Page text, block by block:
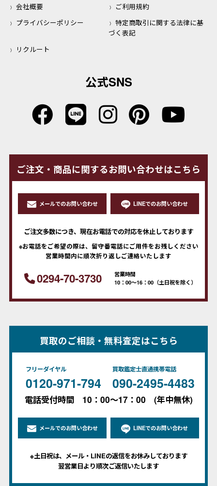
会社概要
ご利用規約
プライバシーポリシー
特定商取引に関する法律に基
づく表記
リクルート
公式SNS
ご注文・商品に関するお問い合わせはこちら
メールでのお問い合わせ LINEでのお問い合わせ
ご注文多数につき、現在お電話での対応を休止しております
※お電話をご希望の際は、留守番電話にご用件をお残しください
営業時間内に順次折り返しご連絡いたします
0294-70-3730
営業時間
10：00～16：00（土日祝を除く）
買取のご相談・無料査定はこちら
フリーダイヤル
0120-971-794
買取鑑定士直通携帯電話
090-2495-4483
電話受付時間 10：00～17：00 (年中無休)
メールでのお問い合わせ LINEでのお問い合わせ
※土日祝は、メール・LINEの返信をお休みしております
翌営業日より順次ご返信いたします